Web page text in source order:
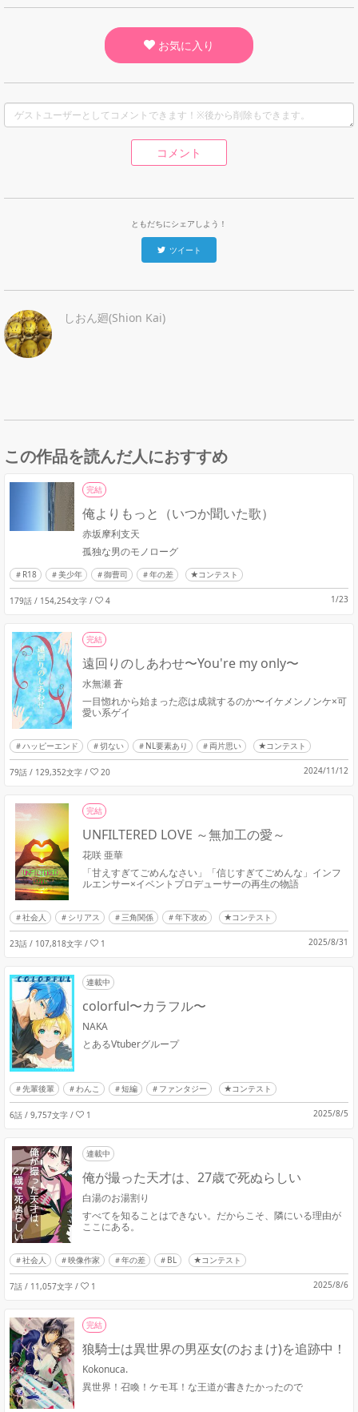
お気に入り
コメント
ともだちにシェアしよう！
ツイート
しおん廻(Shion Kai)
この作品を読んだ人におすすめ
完結
俺よりもっと（いつか聞いた歌）
赤坂摩利支天
孤独な男のモノローグ
R18 美少年 御曹司 年の差 ★コンテスト
179話 / 154,254文字 / 4 1/23
完結
遠回りのしあわせ〜You're my only〜
水無瀬 蒼
一目惚れから始まった恋は成就するのか〜イケメンノンケ×可
愛い系ゲイ
ハッピーエンド 切ない NL要素あり 両片思い ★コンテスト
79話 / 129,352文字 / 20 2024/11/12
完結
UNFILTERED LOVE ～無加工の愛～
花咲 亜華
「甘えすぎてごめんなさい」「信じすぎてごめんな」インフ
ルエンサー×イベントプロデューサーの再生の物語
社会人 シリアス 三角関係 年下攻め ★コンテスト
23話 / 107,818文字 / 1 2025/8/31
連載中
colorful〜カラフル〜
NAKA
とあるVtuberグループ
先輩後輩 わんこ 短編 ファンタジー ★コンテスト
6話 / 9,757文字 / 1 2025/8/5
連載中
俺が撮った天才は、27歳で死ぬらしい
白湯のお湯割り
すべてを知ることはできない。だからこそ、隣にいる理由が
ここにある。
社会人 映像作家 年の差 BL ★コンテスト
7話 / 11,057文字 / 1 2025/8/6
完結
狼騎士は異世界の男巫女(のおまけ)を追跡中！
Kokonuca.
異世界！召喚！ケモ耳！な王道が書きたかったので